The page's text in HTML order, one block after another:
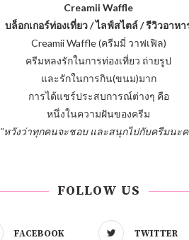
Creamii Waffle
บล็อกเกอร์ท่องเที่ยว / ไลฟ์สไตล์ / รีวิวอาหา
Creamii Waffle (ครีมมี่ วาฟเฟิล)
ครีมหลงรักในการท่องเที่ยว ถ่ายรูป
และรักในการกิน(ขนม)มาก
การได้แชร์ประสบการณ์ต่างๆ คือ
หนึ่งในความฝันของครีม
"หวังว่าทุกคนจะชอบ และสนุกไปกับครีมนะ
FOLLOW US
FACEBOOK TWITTER